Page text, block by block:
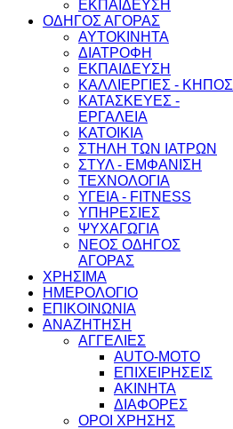
ΕΚΠΑΙΔΕΥΣΗ
ΟΔΗΓΟΣ ΑΓΟΡΑΣ
ΑΥΤΟΚΙΝΗΤΑ
ΔΙΑΤΡΟΦΗ
ΕΚΠΑΙΔΕΥΣΗ
ΚΑΛΛΙΕΡΓΙΕΣ - ΚΗΠΟΣ
ΚΑΤΑΣΚΕΥΕΣ -
ΕΡΓΑΛΕΙΑ
ΚΑΤΟΙΚΙΑ
ΣΤΗΛΗ ΤΩΝ ΙΑΤΡΩΝ
ΣΤΥΛ - ΕΜΦΑΝΙΣΗ
ΤΕΧΝΟΛΟΓΙΑ
ΥΓΕΙΑ - FITNESS
ΥΠΗΡΕΣΙΕΣ
ΨΥΧΑΓΩΓΙΑ
ΝΕΟΣ ΟΔΗΓΟΣ
ΑΓΟΡΑΣ
ΧΡΗΣΙΜΑ
ΗΜΕΡΟΛΟΓΙΟ
ΕΠΙΚΟΙΝΩΝΙΑ
ΑΝΑΖΗΤΗΣΗ
ΑΓΓΕΛΙΕΣ
AUTO-MOTO
ΕΠΙΧΕΙΡΗΣΕΙΣ
ΑΚΙΝΗΤΑ
ΔΙΑΦΟΡΕΣ
ΟΡΟΙ ΧΡΗΣΗΣ